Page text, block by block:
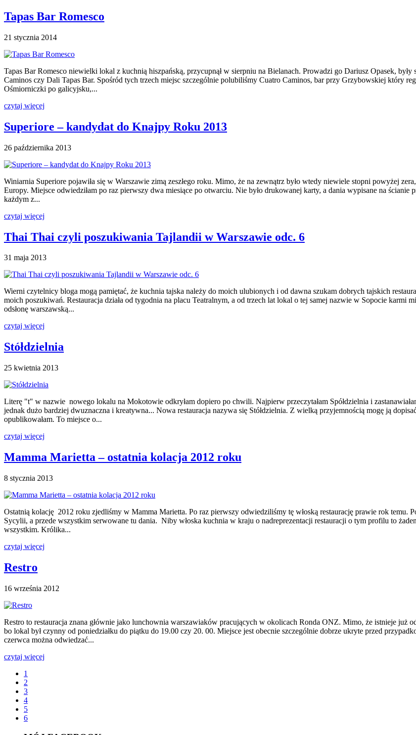
Tapas Bar Romesco
21 stycznia 2014
Tapas Bar Romesco niewielki lokal z kuchnią hiszpańską, przycupnął w sierpniu na Bielanach. Prowadzi go Dariusz Opasek,
Caminos czy Dali Tapas Bar. Spośród tych trzech miejsc szczególnie polubiliśmy Cuatro Caminos, bar przy Grzybowskiej który
Ośmiorniczki po galicyjsku,...
czytaj więcej
Superiore – kandydat do Knajpy Roku 2013
26 października 2013
Winiarnia Superiore pojawiła się w Warszawie zimą zeszłego roku. Mimo, że na zewnątrz było wtedy niewiele stopni powyżej
Europy. Miejsce odwiedziłam po raz pierwszy dwa miesiące po otwarciu. Nie było drukowanej karty, a dania wypisane na ścianie
każdym z...
czytaj więcej
Thai Thai czyli poszukiwania Tajlandii w Warszawie odc. 6
31 maja 2013
Wierni czytelnicy bloga mogą pamiętać, że kuchnia tajska należy do moich ulubionych i od dawna szukam dobrych tajskich
moich poszukiwań. Restauracja działa od tygodnia na placu Teatralnym, a od trzech lat lokal o tej samej nazwie w Sopocie karmi
odsłonę warszawską...
czytaj więcej
Stółdzielnia
25 kwietnia 2013
Literę "t" w nazwie nowego lokalu na Mokotowie odkryłam dopiero po chwili. Najpierw przeczytałam Spółdzielnia i
jednak dużo bardziej dwuznaczna i kreatywna... Nowa restauracja nazywa się Stółdzielnia. Z wielką przyjemnością mogę ją
opublikowałam. To miejsce o...
czytaj więcej
Mamma Marietta – ostatnia kolacja 2012 roku
8 stycznia 2013
Ostatnią kolację 2012 roku zjedliśmy w Mamma Marietta. Po raz pierwszy odwiedziliśmy tę włoską restaurację prawie rok temu.
Sycylii, a przede wszystkim serwowane tu dania. Niby włoska kuchnia w kraju o nadreprezentacji restauracji o tym profilu to
wszystkim. Królika...
czytaj więcej
Restro
16 września 2012
Restro to restauracja znana głównie jako lunchownia warszawiaków pracujących w okolicach Ronda ONZ. Mimo, że istnieje już
bo lokal był czynny od poniedziałku do piątku do 19.00 czy 20. 00. Miejsce jest obecnie szczególnie dobrze ukryte przed
czerwca można odwiedzać...
czytaj więcej
1
2
3
4
5
6